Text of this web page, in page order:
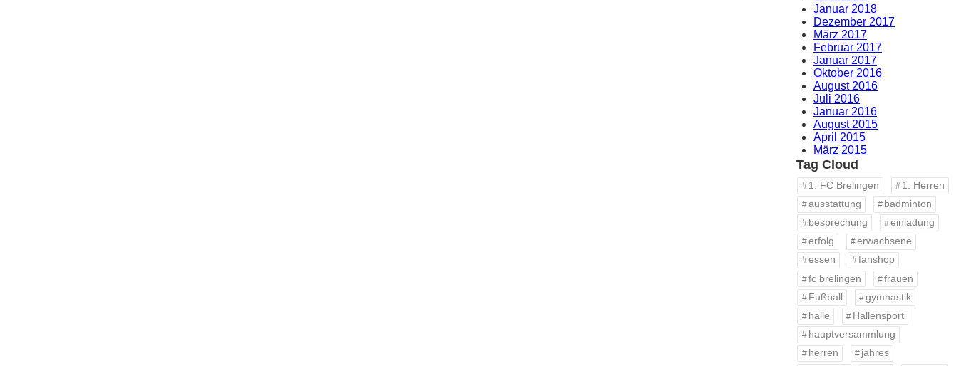
Januar 2018
Dezember 2017
März 2017
Februar 2017
Januar 2017
Oktober 2016
August 2016
Juli 2016
Januar 2016
August 2015
April 2015
März 2015
Tag Cloud
1. FC Brelingen
1. Herren
ausstattung
badminton
besprechung
einladung
erfolg
erwachsene
essen
fanshop
fc brelingen
frauen
Fußball
gymnastik
halle
Hallensport
hauptversammlung
herren
jahres